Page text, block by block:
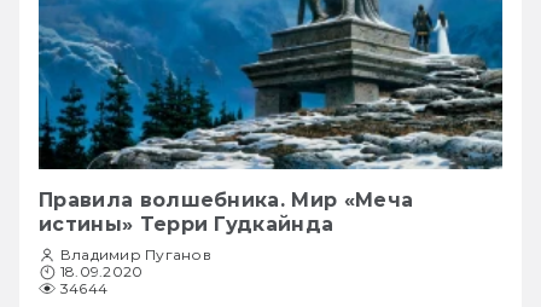
Правила волшебника. Мир «Меча
истины» Терри Гудкайнда
Владимир Пуганов
18.09.2020
34644